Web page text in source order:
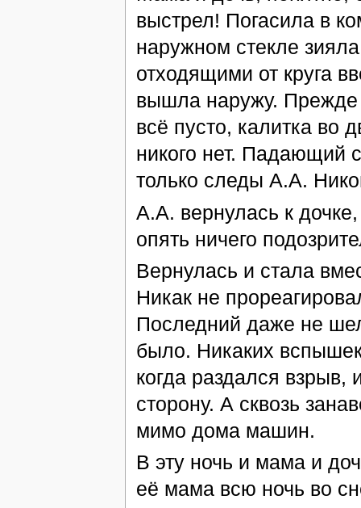
выстрел! Погасила в
наружном стекле
отходящими от круга
вышла наружу. Прежде
всё пусто, калитка во
никого нет. Падающий
только следы А.А.
А.А. вернулась к
опять ничего
Вернулась и стала
Никак не
Последний даже не
было. Никаких
когда раздался взрыв,
сторону. А сквозь
мимо дома машин.
В эту ночь и мама и
её мама всю ночь во